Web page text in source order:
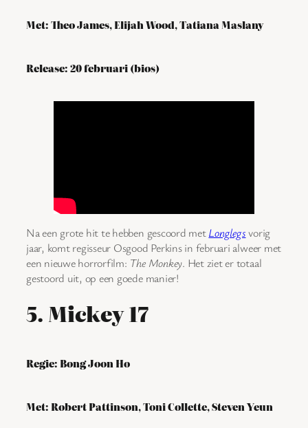
Met: Theo James, Elijah Wood, Tatiana Maslany
Release: 20 februari (bios)
Na een grote hit te hebben gescoord metLonglegsvorig
jaar, komt regisseur Osgood Perkins in februari alweer met
een nieuwe horrorfilm: The Monkey. Het ziet er totaal
gestoord uit, op een goede manier!
5. Mickey 17
Regie: Bong Joon Ho
Met: Robert Pattinson, Toni Collette, Steven Yeun